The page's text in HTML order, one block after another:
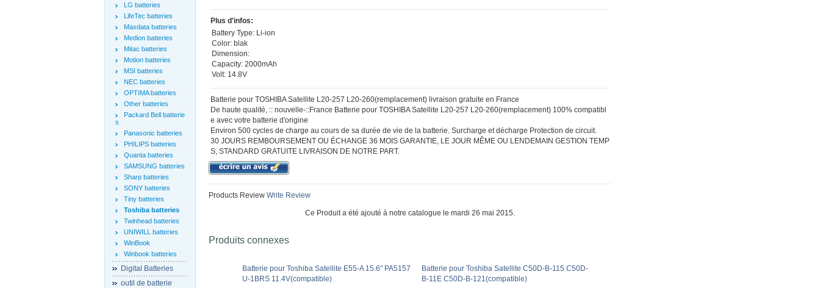
LG batteries
LifeTec batteries
Maxdata batteries
Medion batteries
Mitac batteries
Motion batteries
MSI batteries
NEC batteries
OPTIMA batteries
Other batteries
Packard Bell batterie
s
Panasonic batteries
PHILIPS batteries
Quanta batteries
SAMSUNG batteries
Sharp batteries
SONY batteries
Tiny batteries
Toshiba batteries
Twinhead batteries
UNIWILL batteries
WinBook
Winbook batteries
Digital Batteries
outil de batterie
Plus d'infos:
Battery Type: Li-ion
Color: blak
Dimension:
Capacity: 2000mAh
Volt: 14.8V
Batterie pour TOSHIBA Satellite L20-257 L20-260(remplacement) livraison gratuite en France
De haute qualité, :: nouvelle-::France Batterie pour TOSHIBA Satellite L20-257 L20-260(remplacement) 100% compatibl
e avec votre batterie d'origine
Environ 500 cycles de charge au cours de sa durée de vie de la batterie. Surcharge et décharge Protection de circuit.
30 JOURS REMBOURSEMENT OU ÉCHANGE 36 MOIS GARANTIE, LE JOUR MÊME OU LENDEMAIN GESTION TEMP
S, STANDARD GRATUITE LIVRAISON DE NOTRE PART.
Products Review Write Review
Ce Produit a été ajouté à notre catalogue le mardi 26 mai 2015.
Produits connexes
Batterie pour Toshiba Satellite E55-A 15.6" PA5157
U-1BRS 11.4V(compatible)
Batterie pour Toshiba Satellite C50D-B-115 C50D-
B-11E C50D-B-121(compatible)